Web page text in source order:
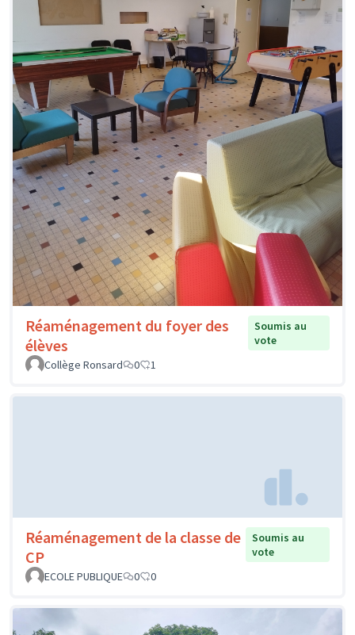
Réaménagement du foyer des
élèves
Soumis au
vote
Collège Ronsard
0 1
Réaménagement de la classe de
CP
Soumis au
vote
ECOLE PUBLIQUE
0 0